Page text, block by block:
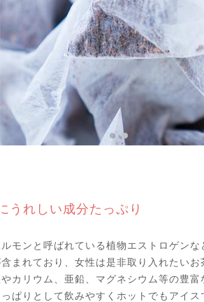
うれしい成分たっぷり
モンと呼ばれている植物エストロゲンな
まれており、女性は是非取り入れたいお
カリウム、亜鉛、マグネシウム等の豊富
ぱりとして飲みやすくホットでもアイス